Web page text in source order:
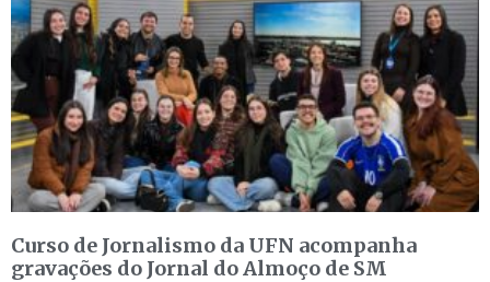
Curso de Jornalismo da UFN acompanha
gravações do Jornal do Almoço de SM